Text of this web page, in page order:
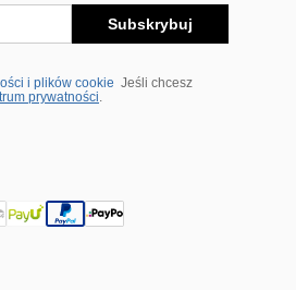
Subskrybuj
i plików cookie Jeśli chcesz
prywatności.